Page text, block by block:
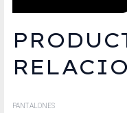
PANTALONES